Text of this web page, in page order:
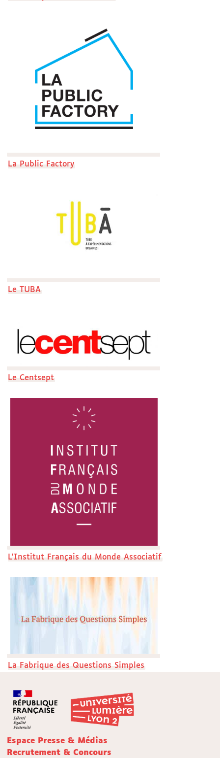
La Public Factory
Le TUBA
Le Centsept
L'Institut Français du Monde Associatif
La Fabrique des Questions Simples
Espace Presse & Médias
Recrutement & Concours